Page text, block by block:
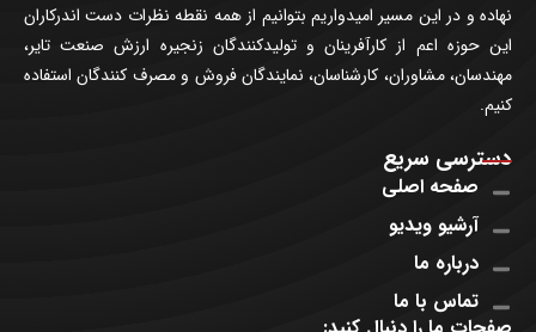
نهاده و در این مسیر امیدواریم بتوانیم از همه نقطه نظرات دست اندرکاران
این حوزه اعم از کارآفرینان و تولیدکنندگان زنجیره ارزش صنعت تایر،
مهندسان، مشاوران، کارشناسان، نمایندگان فروش و مصرف کنندگان استفاده
کنیم.
دسترسی سریع
صفحه اصلی
آرشیو ویدیو
درباره ما
تماس با ما